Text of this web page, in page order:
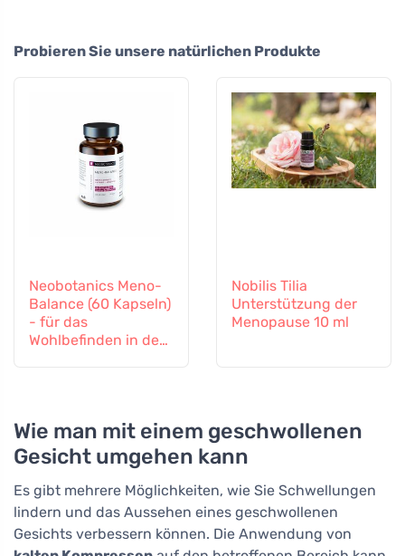
Probieren Sie unsere natürlichen Produkte
Neobotanics Meno-
Balance (60 Kapseln)
- für das
Wohlbefinden in den
Nobilis Tilia
Unterstützung der
Menopause 10 ml
Wie man mit einem geschwollenen
Gesicht umgehen kann
Es gibt mehrere Möglichkeiten, wie Sie Schwellungen
lindern und das Aussehen eines geschwollenen
Gesichts verbessern können. Die Anwendung von